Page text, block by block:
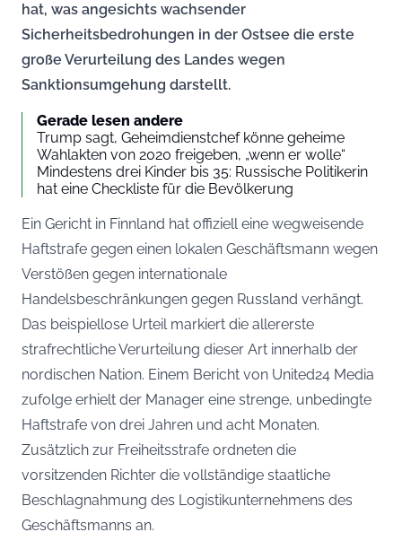
hat, was angesichts wachsender
Sicherheitsbedrohungen in der Ostsee die erste
große Verurteilung des Landes wegen
Sanktionsumgehung darstellt.
Gerade lesen andere
Trump sagt, Geheimdienstchef könne geheime
Wahlakten von 2020 freigeben, „wenn er wolle“
Mindestens drei Kinder bis 35: Russische Politikerin
hat eine Checkliste für die Bevölkerung
Ein Gericht in Finnland hat offiziell eine wegweisende
Haftstrafe gegen einen lokalen Geschäftsmann wegen
Verstößen gegen internationale
Handelsbeschränkungen gegen Russland verhängt.
Das beispiellose Urteil markiert die allererste
strafrechtliche Verurteilung dieser Art innerhalb der
nordischen Nation. Einem Bericht von United24 Media
zufolge erhielt der Manager eine strenge, unbedingte
Haftstrafe von drei Jahren und acht Monaten.
Zusätzlich zur Freiheitsstrafe ordneten die
vorsitzenden Richter die vollständige staatliche
Beschlagnahmung des Logistikunternehmens des
Geschäftsmanns an.